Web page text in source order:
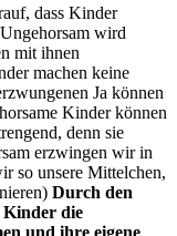
dass Kinder
wird
mit ihnen
machen keine
Ja können
Kinder können
denn sie
erzwingen wir in
so unsere Mittelchen,
Durch den
Kinder die
und ihre eigene